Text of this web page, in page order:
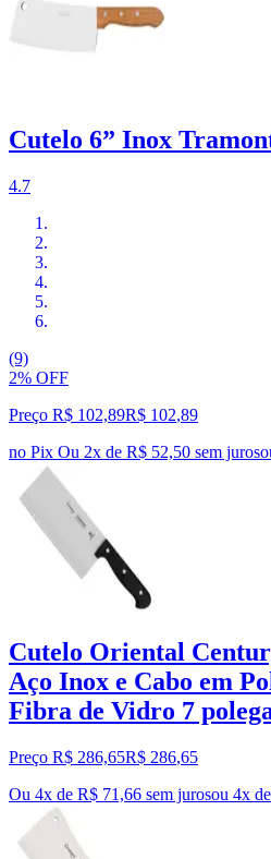
Cutelo 6” Inox
4.7
(9)
2% OFF
Preço R$ 102,89R$ 102,89
no Pix Ou 2x de R$ 52,50 sem juros
Cutelo Oriental
Aço Inox e Cabo em
Fibra de Vidro 7
Preço R$ 286,65R$ 286,65
Ou 4x de R$ 71,66 sem jurosou 4x de